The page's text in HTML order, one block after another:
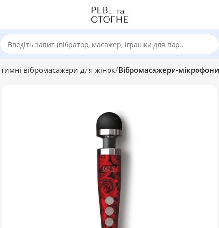
вібромасажери для жінок Вібромасажери-мікрофони